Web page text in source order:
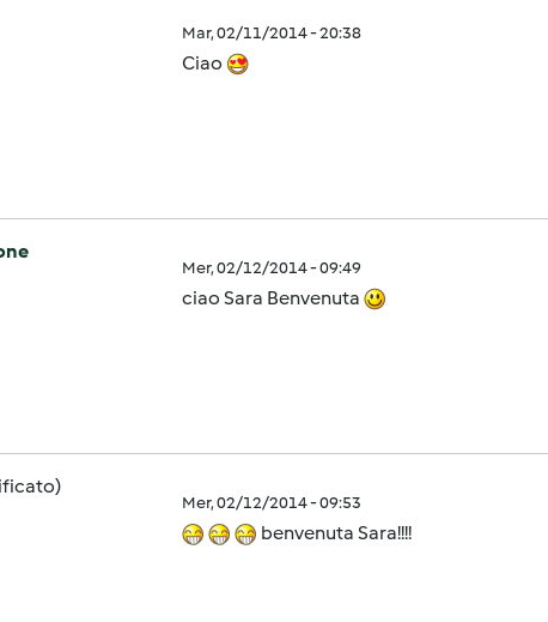
Mar, 02/11/2014 - 20:38
Ciao
Mer, 02/12/2014 - 09:49
ciao Sara Benvenuta
Mer, 02/12/2014 - 09:53
benvenuta Sara!!!!